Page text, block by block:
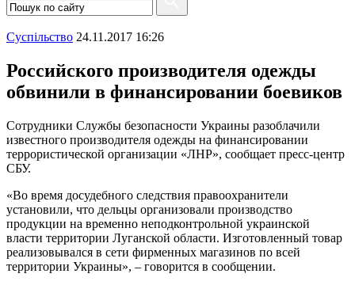
Суспiльство 24.11.2017 16:26
Российского производителя одежды
обвинили в финансировании боевиков
Сотрудники Службы безопасности Украины разоблачили
известного производителя одежды на финансировании
террористической организации «ЛНР», сообщает пресс-центр
СБУ.
«Во время досудебного следствия правоохранители
установили, что дельцы организовали производство
продукции на временно неподконтрольной украинской
власти территории Луганской области. Изготовленный товар
реализовывался в сети фирменных магазинов по всей
территории Украины», – говорится в сообщении.